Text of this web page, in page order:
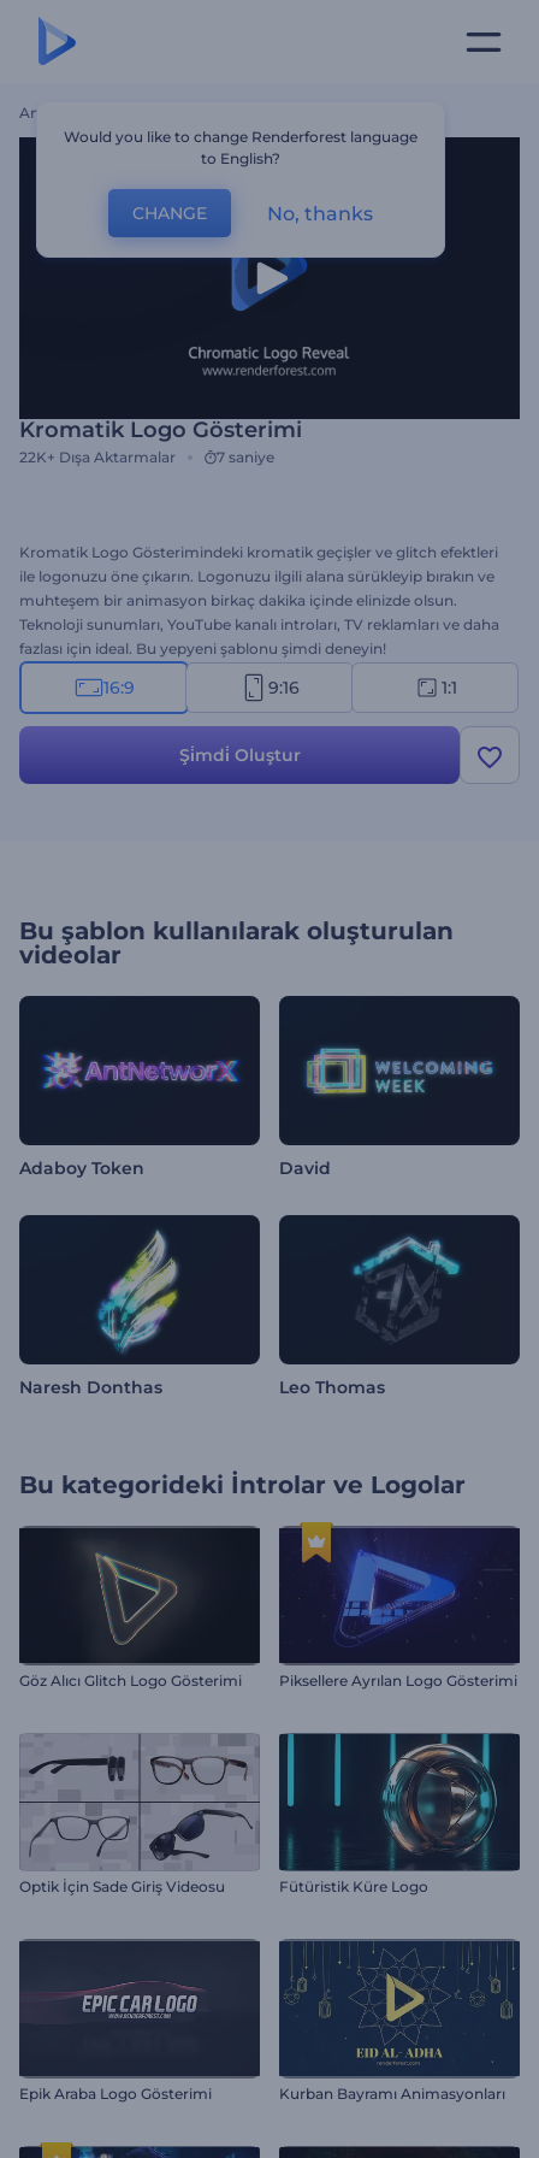
Ana Sayfa
Kromatik Logo Gösterimi
22K+ Dışa Aktarmalar 7 saniye
Kromatik Logo Gösterimindeki kromatik geçişler ve glitch efektleri
ile logonuzu öne çıkarın. Logonuzu ilgili alana sürükleyip bırakın ve
muhteşem bir animasyon birkaç dakika içinde elinizde olsun.
Teknoloji sunumları, YouTube kanalı introları, TV reklamları ve daha
fazlası için ideal. Bu yepyeni şablonu şimdi deneyin!
16:9 9:16 1:1
Şi̇mdi̇ Oluştur
Bu şablon kullanılarak oluşturulan
videolar
Adaboy Token David
Naresh Donthas Leo Thomas
Bu kategorideki İntrolar ve Logolar
Göz Alıcı Glitch Logo Gösterimi Piksellere Ayrılan Logo Gösterimi
Optik İçin Sade Giriş Videosu Fütüristik Küre Logo
Epik Araba Logo Gösterimi Kurban Bayramı Animasyonları
Would you like to change Renderforest language
to English?
CHANGE No, thanks